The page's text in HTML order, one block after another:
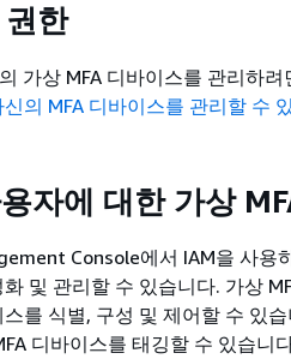
한
가상 MFA 디바이스를 관리하려
의 MFA 디바이스를 관리할 수
자에 대한 가상
Console에서 IAM을 사용
및 관리할 수 있습니다. 가상
를 식별, 구성 및 제어할 수 있
디바이스를 태깅할 수 있습니